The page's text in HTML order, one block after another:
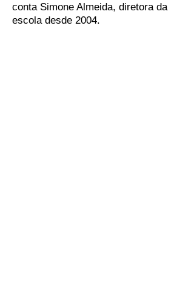
conta Simone Almeida, diretora da
escola desde 2004.